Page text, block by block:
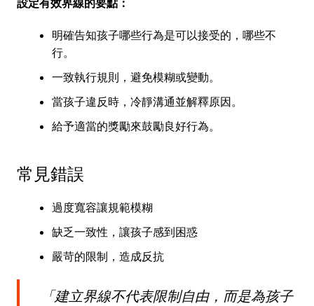
明確告知孩子哪些行為是可以接受的，哪些不
行。
一致執行規則，避免模糊或變動。
當孩子違反時，冷靜溝通並解釋原因。
給予適當的獎勵來鼓勵良好行為。
常見錯誤
過度寬容讓規範模糊
缺乏一致性，讓孩子感到困惑
嚴苛的限制，造成反抗
「建立界線不代表限制自由，而是為孩子